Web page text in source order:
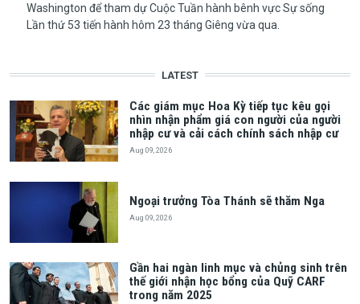
Washington để tham dự Cuộc Tuần hành bênh vực Sự sống
Lần thứ 53 tiến hành hôm 23 tháng Giêng vừa qua.
LATEST
Các giám mục Hoa Kỳ tiếp tục kêu gọi
nhìn nhận phẩm giá con người của người
nhập cư và cải cách chính sách nhập cư
Aug 09, 2026
Ngoại trưởng Tòa Thánh sẽ thăm Nga
Aug 09, 2026
Gần hai ngàn linh mục và chủng sinh trên
thế giới nhận học bổng của Quỹ CARF
trong năm 2025